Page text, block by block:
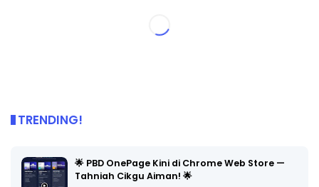
TRENDING!
🌟 PBD OnePage Kini di Chrome Web Store —
Tahniah Cikgu Aiman! 🌟